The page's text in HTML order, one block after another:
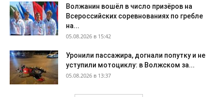
Волжанин вошёл в число призёров на
Всероссийских соревнованиях по гребле
на...
05.08.2026 в 15:42
Уронили пассажира, догнали попутку и не
уступили мотоциклу: в Волжском за...
05.08.2026 в 13:37